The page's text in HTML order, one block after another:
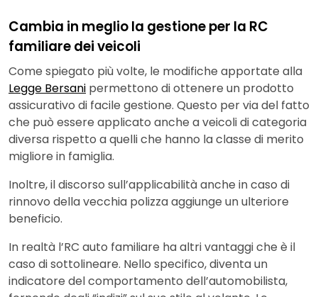
Cambia in meglio la gestione per la RC
familiare dei veicoli
Come spiegato più volte, le modifiche apportate alla
Legge Bersani permettono di ottenere un prodotto
assicurativo di facile gestione. Questo per via del fatto
che può essere applicato anche a veicoli di categoria
diversa rispetto a quelli che hanno la classe di merito
migliore in famiglia.
Inoltre, il discorso sull’applicabilità anche in caso di
rinnovo della vecchia polizza aggiunge un ulteriore
beneficio.
In realtà l’RC auto familiare ha altri vantaggi che è il
caso di sottolineare. Nello specifico, diventa un
indicatore del comportamento dell’automobilista,